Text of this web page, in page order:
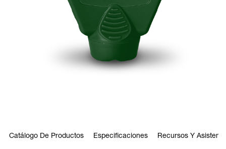
Catálogo De Productos Especificaciones Recursos Y